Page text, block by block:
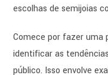
escolhas de semijoias
Comece por fazer uma
identificar as
público. Isso envolve